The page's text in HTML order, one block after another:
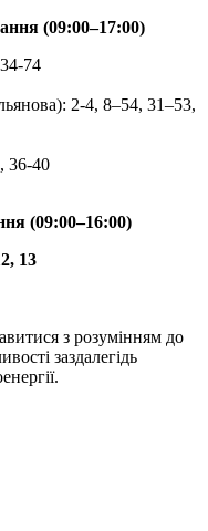
(09:00–17:00)
74
2-4, 8–54, 31–53,
36-40
(09:00–16:00)
13
з розумінням до
заздалегідь